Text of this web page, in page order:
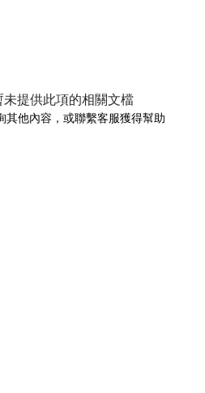
提供此項的相關文檔
其他內容，或聯繫客服獲得幫助